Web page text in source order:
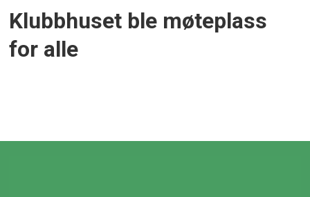
Klubbhuset ble møteplass
for alle